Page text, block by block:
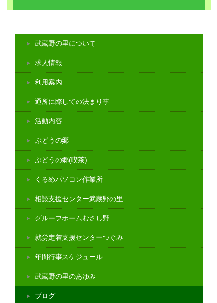
武蔵野の里について
求人情報
利用案内
通所に際しての決まり事
活動内容
ぶどうの郷
ぶどうの郷(喫茶)
くるめパソコン作業所
相談支援センター武蔵野の里
グループホームむさし野
就労定着支援センターつぐみ
年間行事スケジュール
武蔵野の里のあゆみ
ブログ